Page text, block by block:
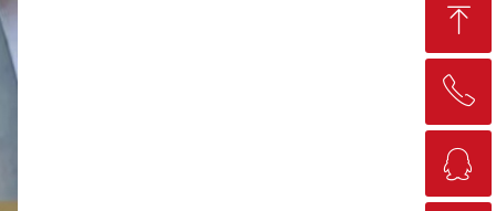
ꁸ
回到顶部
ꂅ
18687666057
ꁗ